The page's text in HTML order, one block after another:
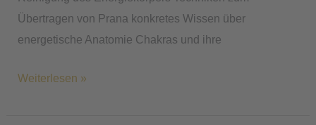
Übertragen von Prana konkretes Wissen über
energetische Anatomie Chakras und ihre
Weiterlesen »